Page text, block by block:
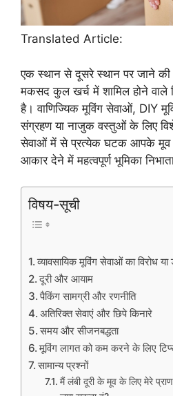
Translated Article:
एक स्थान से दूसरे स्थान पर जाने की
मकसद कुल खर्च में शामिल होने वाले
है। वाणिज्यिक मूविंग सेवाओं, DIY
संग्रहण या नाजुक वस्तुओं के लिए
सेवाओं में से प्रत्येक घटक आपके
आकार देने में महत्वपूर्ण भूमिका
विषय-सूची
व्यावसायिक मूविंग सेवाओं का विरोध या
दूरी और आयाम
पैकिंग सामग्री और रणनीति
अतिरिक्त सेवाएं और छिपे किनारे
समय और सीजनबद्धता
मूविंग लागत को कम करने के लिए
सामान्य प्रश्नों
मैं लंबी दूरी के मूव के लिए मेरे